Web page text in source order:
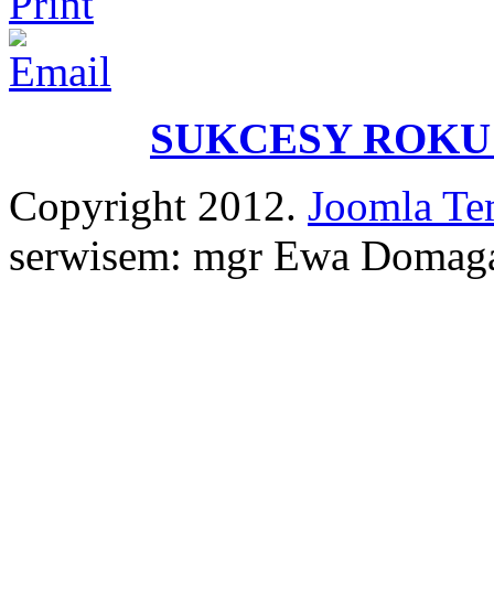
SUKCESY
Copyright 2012. Joomla
serwisem: mgr Ewa